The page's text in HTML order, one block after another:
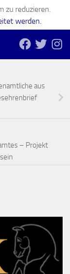
zu reduzieren.
werden.
aus
– Projekt